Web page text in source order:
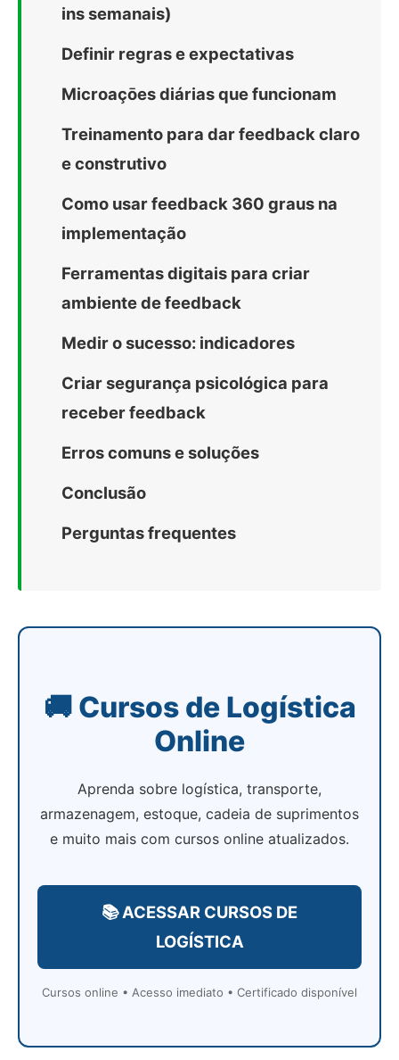
ins semanais)
Definir regras e expectativas
Microaçōes diárias que funcionam
Treinamento para dar feedback claro
e construtivo
Como usar feedback 360 graus na
implementação
Ferramentas digitais para criar
ambiente de feedback
Medir o sucesso: indicadores
Criar segurança psicológica para
receber feedback
Erros comuns e soluções
Conclusão
Perguntas frequentes
🚚 Cursos de Logística
Online
Aprenda sobre logística, transporte,
armazenagem, estoque, cadeia de suprimentos
e muito mais com cursos online atualizados.
📚 ACESSAR CURSOS DE
LOGÍSTICA
Cursos online • Acesso imediato • Certificado disponível